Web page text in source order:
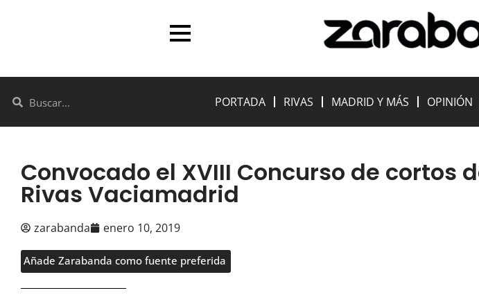
PORTADA RIVAS MADRID Y MÁS OPINIÓN
Convocado el XVIII Concurso de cortos
Rivas Vaciamadrid
zarabanda enero 10, 2019
Añade Zarabanda como fuente preferida